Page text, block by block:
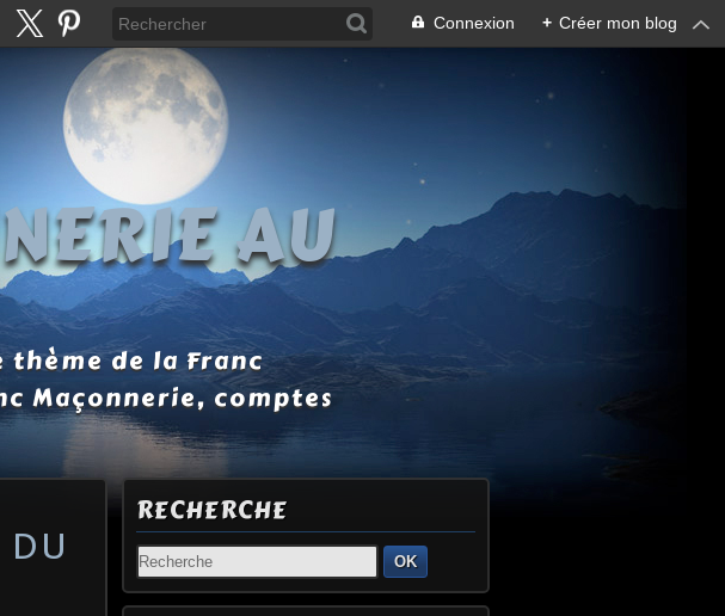
Connexion + Créer mon blog
AU
de la Franc
Maçonnerie, comptes
RECHERCHE
OK